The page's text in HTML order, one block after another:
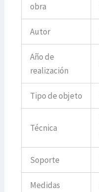
obra
Autor
Año de
realización
Tipo de objeto
Técnica
Soporte
Medidas